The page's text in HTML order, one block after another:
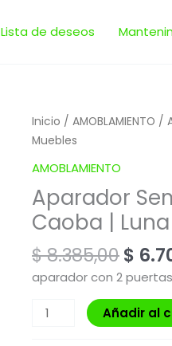
Lista de deseos
Inicio / AMOBLAMIENTO /
Muebles
AMOBLAMIENTO
Aparador
Caoba |
$8.385,00
El
$
$
aparador con 2
Aparador
Sema
redondos
Caoba
Luna
Muebles
Añadir al